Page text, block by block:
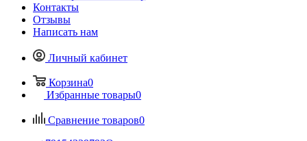
Контакты
Отзывы
Написать нам
Личный кабинет
Корзина0
Избранные товары0
Сравнение товаров0